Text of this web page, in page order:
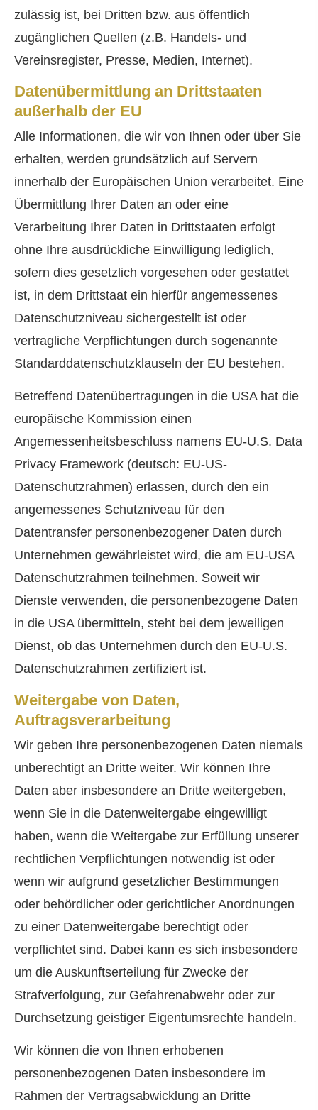
zulässig ist, bei Dritten bzw. aus öffentlich
zugänglichen Quellen (z.B. Handels- und
Vereinsregister, Presse, Medien, Internet).
Datenübermittlung an Drittstaaten
außerhalb der EU
Alle Informationen, die wir von Ihnen oder über Sie
erhalten, werden grundsätzlich auf Servern
innerhalb der Europäischen Union verarbeitet. Eine
Übermittlung Ihrer Daten an oder eine
Verarbeitung Ihrer Daten in Drittstaaten erfolgt
ohne Ihre ausdrückliche Einwilligung lediglich,
sofern dies gesetzlich vorgesehen oder gestattet
ist, in dem Drittstaat ein hierfür angemessenes
Datenschutzniveau sichergestellt ist oder
vertragliche Verpflichtungen durch sogenannte
Standarddatenschutzklauseln der EU bestehen.
Betreffend Datenübertragungen in die USA hat die
europäische Kommission einen
Angemessenheitsbeschluss namens EU-U.S. Data
Privacy Framework (deutsch: EU-US-
Datenschutzrahmen) erlassen, durch den ein
angemessenes Schutzniveau für den
Datentransfer personenbezogener Daten durch
Unternehmen gewährleistet wird, die am EU-USA
Datenschutzrahmen teilnehmen. Soweit wir
Dienste verwenden, die personenbezogene Daten
in die USA übermitteln, steht bei dem jeweiligen
Dienst, ob das Unternehmen durch den EU-U.S.
Datenschutzrahmen zertifiziert ist.
Weitergabe von Daten,
Auftragsverarbeitung
Wir geben Ihre personenbezogenen Daten niemals
unberechtigt an Dritte weiter. Wir können Ihre
Daten aber insbesondere an Dritte weitergeben,
wenn Sie in die Datenweitergabe eingewilligt
haben, wenn die Weitergabe zur Erfüllung unserer
rechtlichen Verpflichtungen notwendig ist oder
wenn wir aufgrund gesetzlicher Bestimmungen
oder behördlicher oder gerichtlicher Anordnungen
zu einer Datenweitergabe berechtigt oder
verpflichtet sind. Dabei kann es sich insbesondere
um die Auskunftserteilung für Zwecke der
Strafverfolgung, zur Gefahrenabwehr oder zur
Durchsetzung geistiger Eigentumsrechte handeln.
Wir können die von Ihnen erhobenen
personenbezogenen Daten insbesondere im
Rahmen der Vertragsabwicklung an Dritte